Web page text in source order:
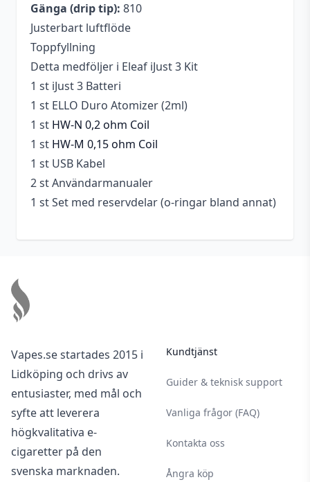
Gänga (drip tip): 810
Justerbart luftflöde
Toppfyllning
Detta medföljer i Eleaf iJust 3 Kit
1 st iJust 3 Batteri
1 st ELLO Duro Atomizer (2ml)
1 st HW-N 0,2 ohm Coil
1 st HW-M 0,15 ohm Coil
1 st USB Kabel
2 st Användarmanualer
1 st Set med reservdelar (o-ringar bland annat)
Vapes.se startades 2015 i
Lidköping och drivs av
entusiaster, med mål och
syfte att leverera
högkvalitativa e-
cigaretter på den
svenska marknaden.
Kundtjänst
Guider & teknisk support
Vanliga frågor (FAQ)
Kontakta oss
Ångra köp